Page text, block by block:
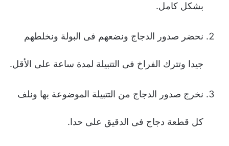
بشكل كامل.
نحضر صدور الدجاج ونضعهم فى البولة ونخلطهم
جیدا وتترك الفراخ فى التتبیلة لمدة ساعة على الأقل.
نخرج صدور الدجاج من التتبیلة الموضوعة بها ونلف
كل قطعة دجاج فى الدقیق على حدا.